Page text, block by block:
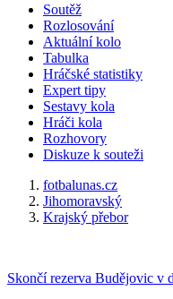
Soutěž
Rozlosování
Aktuální kolo
Tabulka
Hráčské statistiky
Expert tipy
Sestavy kola
Hráči kola
Rozhovory
Diskuze k souteži
fotbalunas.cz
Jihomoravský
Krajský přebor
Skončí rezerva Budějovic v